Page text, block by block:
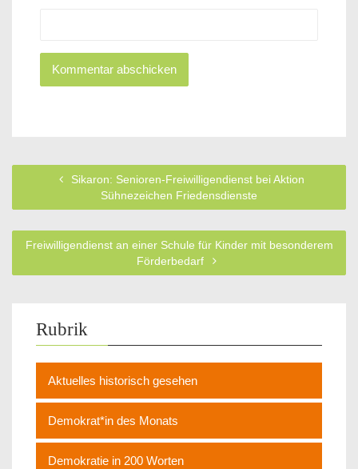
Sikaron: Senioren-Freiwilligendienst bei Aktion
Sühnezeichen Friedensdienste
Freiwilligendienst an einer Schule für Kinder mit besonderem
Förderbedarf
Rubrik
Aktuelles historisch gesehen
Demokrat*in des Monats
Demokratie in 200 Worten